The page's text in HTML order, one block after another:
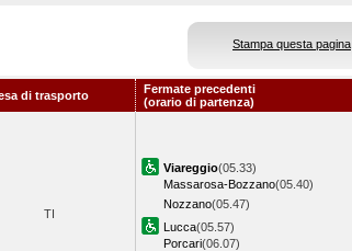
Stampa questa pagina
di trasporto
Fermate precedenti
(orario di partenza)
TI
Viareggio(05.33)
Massarosa-Bozzano(05.40)
Nozzano(05.47)
Lucca(05.57)
Porcari(06.07)